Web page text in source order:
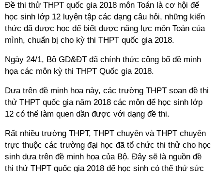
Đề thi thử THPT quốc gia 2018 môn Toán là cơ hội để
học sinh lớp 12 luyện tập các dạng câu hỏi, những kiến
thức đã được học để biết được năng lực môn Toán của
mình, chuẩn bị cho kỳ thi THPT quốc gia 2018.
Ngày 24/1, Bộ GD&ĐT đã chính thức công bố đề minh
họa các môn kỳ thi THPT Quốc gia 2018.
Dựa trên đề minh họa này, các trường THPT soạn đề thi
thử THPT quốc gia năm 2018 các môn để học sinh lớp
12 có thể làm quen dần được với dạng đề thi.
Rất nhiều trường THPT, THPT chuyên và THPT chuyên
trực thuộc các trường đại học đã tổ chức thi thử cho học
sinh dựa trên đề minh họa của Bộ. Đây sẽ là nguồn đề
thi thử THPT quốc gia 2018 để học sinh có thể thử sức